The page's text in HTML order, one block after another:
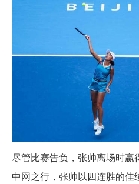
尽管比赛告负，张帅离场时赢
中网之行，张帅以四连胜的